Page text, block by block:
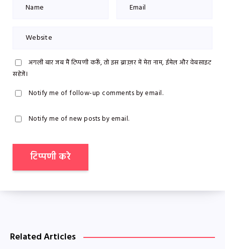
अगली बार जब मैं टिप्पणी करूँ, तो इस ब्राउज़र में मेरा नाम, ईमेल और वेबसाइट
सहेजें।
Notify me of follow-up comments by email.
Notify me of new posts by email.
Related Articles